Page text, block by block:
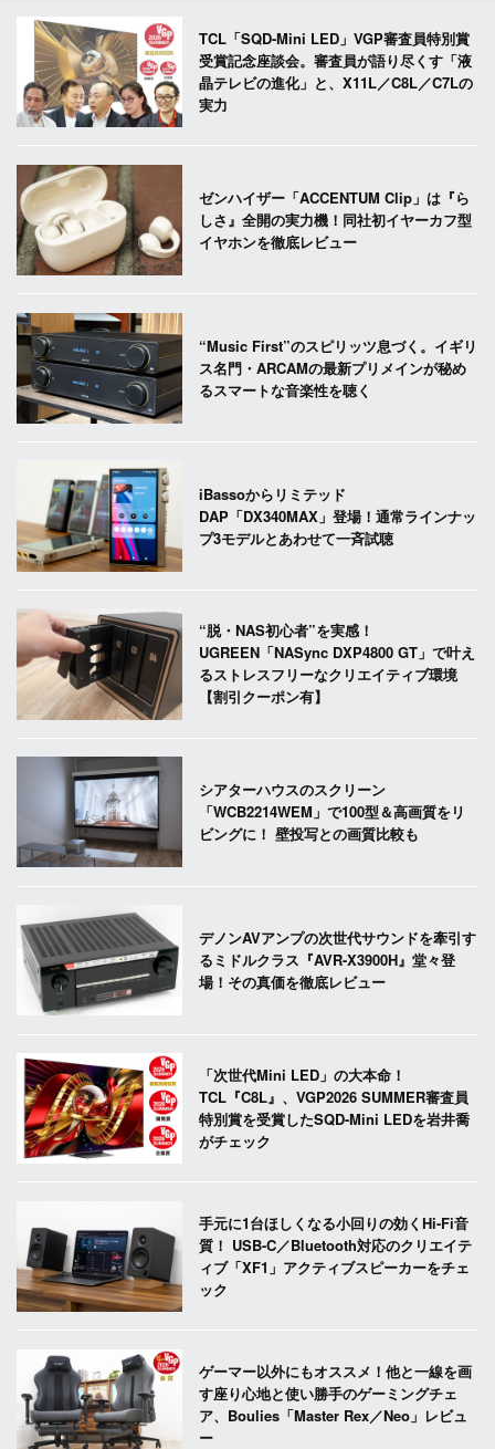
TCL「SQD-Mini LED」VGP審査員特別賞
受賞記念座談会。審査員が語り尽くす「液
晶テレビの進化」と、X11L／C8L／C7Lの
実力
ゼンハイザー「ACCENTUM Clip」は『ら
しさ』全開の実力機！同社初イヤーカフ型
イヤホンを徹底レビュー
“Music First”のスピリッツ息づく。イギリ
ス名門・ARCAMの最新プリメインが秘め
るスマートな音楽性を聴く
iBassoからリミテッド
DAP「DX340MAX」登場！通常ラインナッ
プ3モデルとあわせて一斉試聴
“脱・NAS初心者”を実感！
UGREEN「NASync DXP4800 GT」で叶え
るストレスフリーなクリエイティブ環境
【割引クーポン有】
シアターハウスのスクリーン
「WCB2214WEM」で100型＆高画質をリ
ビングに！ 壁投写との画質比較も
デノンAVアンプの次世代サウンドを牽引す
るミドルクラス『AVR-X3900H』堂々登
場！その真価を徹底レビュー
「次世代Mini LED」の大本命！
TCL『C8L』、VGP2026 SUMMER審査員
特別賞を受賞したSQD-Mini LEDを岩井喬
がチェック
手元に1台ほしくなる小回りの効くHi-Fi音
質！ USB-C／Bluetooth対応のクリエイテ
ィブ「XF1」アクティブスピーカーをチェ
ック
ゲーマー以外にもオススメ！他と一線を画
す座り心地と使い勝手のゲーミングチェ
ア、Boulies「Master Rex／Neo」レビュ
ー